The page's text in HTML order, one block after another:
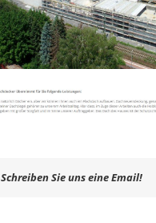
Schreiben Sie uns eine Email!